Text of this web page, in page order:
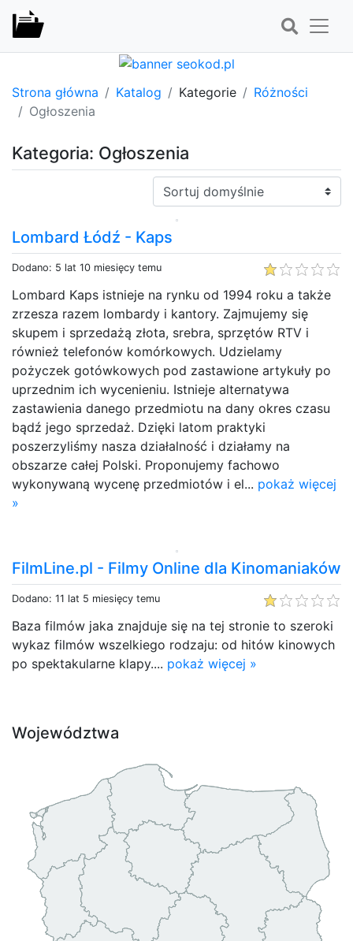
Strona główna Katalog Kategorie
Różności
Ogłoszenia
Kategoria: Ogłoszenia
Sortuj:
Lombard Łódź - Kaps
Dodano: 5 lat 10 miesięcy temu
Lombard Kaps istnieje na rynku od 1994 roku a także
zrzesza razem lombardy i kantory. Zajmujemy się
skupem i sprzedażą złota, srebra, sprzętów RTV i
również telefonów komórkowych. Udzielamy
pożyczek gotówkowych pod zastawione artykuły po
uprzednim ich wycenieniu. Istnieje alternatywa
zastawienia danego przedmiotu na dany okres czasu
bądź jego sprzedaż. Dzięki latom praktyki
poszerzyliśmy nasza działalność i działamy na
obszarze całej Polski. Proponujemy fachowo
wykonywaną wycenę przedmiotów i el... pokaż więcej
»
FilmLine.pl - Filmy Online dla Kinomaniaków
Dodano: 11 lat 5 miesięcy temu
Baza filmów jaka znajduje się na tej stronie to szeroki
wykaz filmów wszelkiego rodzaju: od hitów kinowych
po spektakularne klapy.... pokaż więcej »
Województwa